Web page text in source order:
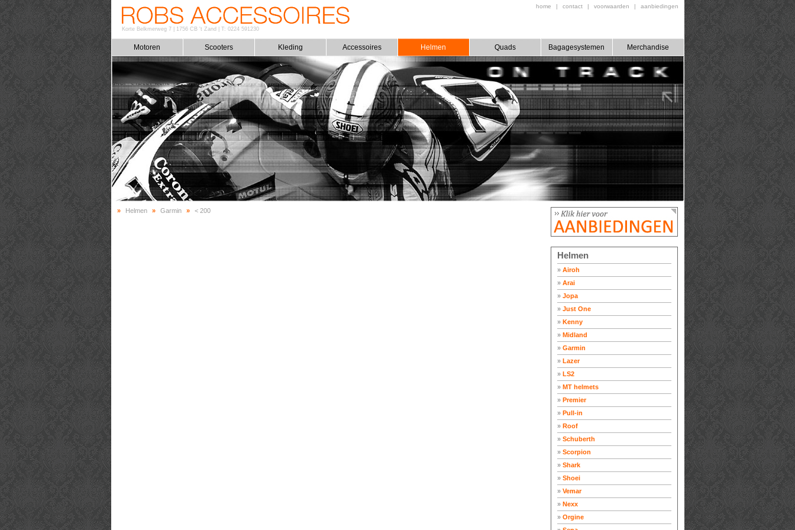
Korte Belkmerweg 7| 1756 CB 't Zand T: 0224 591230
home | contact | voorwaarden | aanbiedingen
Motoren Scooters Kleding Accessoires Helmen Quads Bagagesystemen Merchandise
Helmen
» Airoh
» Arai
» Jopa
» Just One
» Kenny
» Midland
» Garmin
» Lazer
» LS2
» MT helmets
» Premier
» Pull-in
» Roof
» Schuberth
» Scorpion
» Shark
» Shoei
» Vemar
» Nexx
» Orgine
» Helmen » Garmin » < 200